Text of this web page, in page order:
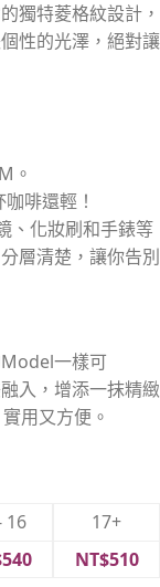
獨特菱格紋設計，
性的光澤，絕對讓
。
啡還輕！
、化妝刷和手錶等
層清楚，讓你告別
一樣可
入，增添一抹精緻
用又方便。
16
17+
540 NT$510